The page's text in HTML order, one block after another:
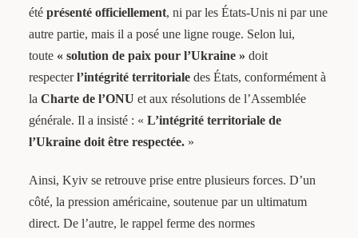
été présenté officiellement, ni par les États-Unis ni par une
autre partie, mais il a posé une ligne rouge. Selon lui,
toute « solution de paix pour l’Ukraine » doit
respecterl’intégrité territorialedes États, conformément à
la Charte de l’ONU et aux résolutions de l’Assemblée
générale. Il a insisté : « L’intégrité territoriale de
l’Ukraine doit être respectée.»
Ainsi, Kyiv se retrouve prise entre plusieurs forces. D’un
côté, la pression américaine, soutenue par un ultimatum
direct. De l’autre, le rappel ferme des normes